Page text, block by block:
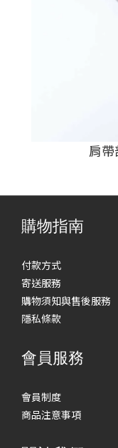
肩
購物指南
付款方式
寄送服務
購物須知與售後服務
隱私條款
會員服務
會員制度
商品注意事項